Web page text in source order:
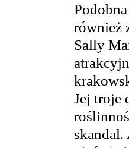
również
Sally
Jej troje